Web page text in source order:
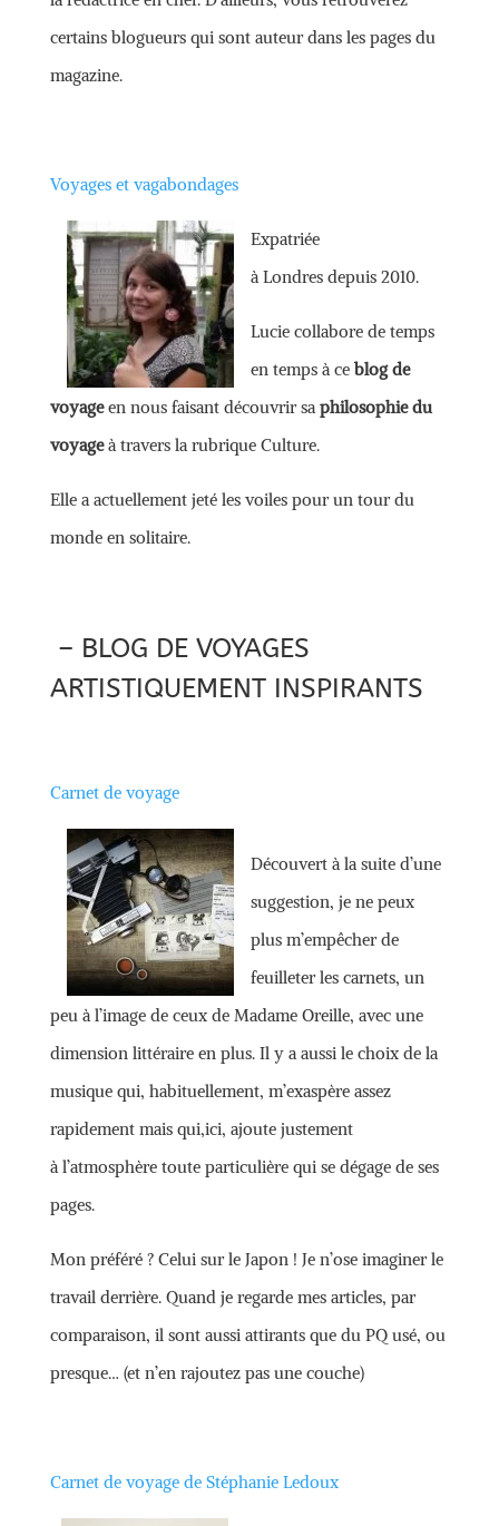
certains blogueurs qui sont auteur dans les pages du
magazine.
Voyages et vagabondages
Expatriée
à Londres depuis 2010.
Lucie collabore de temps
en temps à ceblog de
voyageen nous faisant découvrir saphilosophie du
voyageà travers la rubrique Culture.
Elle a actuellement jeté les voiles pour un tour du
monde en solitaire.
– BLOG DE VOYAGES
ARTISTIQUEMENT INSPIRANTS
Carnet de voyage
Découvert à la suite d’une
suggestion, je ne peux
plus m’empêcher de
feuilleter les carnets, un
peu à l’image de ceux de Madame Oreille, avec une
dimension littéraire en plus. Il y a aussi le choix de la
musique qui, habituellement, m’exaspère assez
rapidement mais qui,ici, ajoute justement
à l’atmosphère toute particulière qui se dégage de ses
pages.
Mon préféré ? Celui sur le Japon ! Je n’ose imaginer le
travail derrière. Quand je regarde mes articles, par
comparaison, il sont aussi attirants que du PQ usé, ou
presque… (et n’en rajoutez pas une couche)
Carnet de voyage de Stéphanie Ledoux